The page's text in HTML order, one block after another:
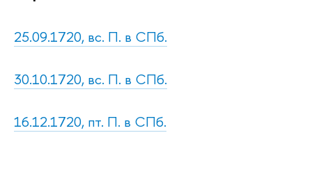
25.09.1720, вс. П. в СПб.
30.10.1720, вс. П. в СПб.
16.12.1720, пт. П. в СПб.